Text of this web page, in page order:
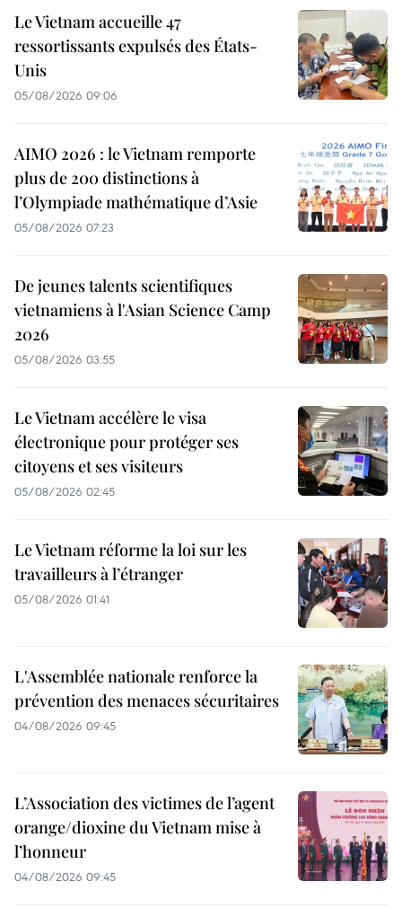
Le Vietnam accueille 47
ressortissants expulsés des États-
Unis
05/08/2026 09:06
AIMO 2026 : le Vietnam remporte
plus de 200 distinctions à
l’Olympiade mathématique d’Asie
05/08/2026 07:23
De jeunes talents scientifiques
vietnamiens à l'Asian Science Camp
2026
05/08/2026 03:55
Le Vietnam accélère le visa
électronique pour protéger ses
citoyens et ses visiteurs
05/08/2026 02:45
Le Vietnam réforme la loi sur les
travailleurs à l’étranger
05/08/2026 01:41
L'Assemblée nationale renforce la
prévention des menaces sécuritaires
04/08/2026 09:45
L’Association des victimes de l’agent
orange/dioxine du Vietnam mise à
l’honneur
04/08/2026 09:45